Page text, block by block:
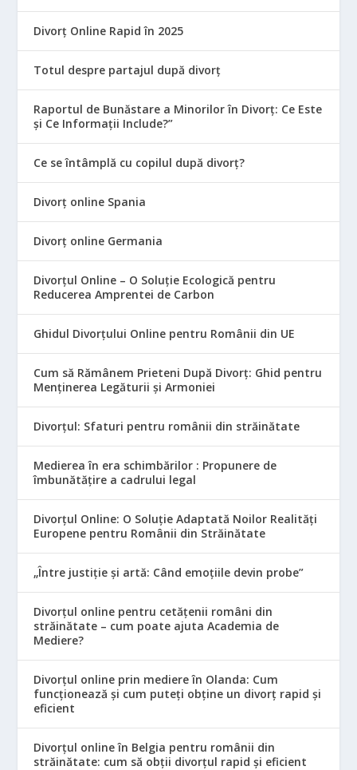
Divorț Online Rapid în 2025
Totul despre partajul după divorț
Raportul de Bunăstare a Minorilor în Divorț: Ce Este
și Ce Informații Include?”
Ce se întâmplă cu copilul după divorț?
Divorț online Spania
Divorț online Germania
Divorțul Online – O Soluție Ecologică pentru
Reducerea Amprentei de Carbon
Ghidul Divorțului Online pentru Românii din UE
Cum să Rămânem Prieteni După Divorț: Ghid pentru
Menținerea Legăturii și Armoniei
Divorțul: Sfaturi pentru românii din străinătate
Medierea în era schimbărilor : Propunere de
îmbunătățire a cadrului legal
Divorțul Online: O Soluție Adaptată Noilor Realități
Europene pentru Românii din Străinătate
„Între justiție și artă: Când emoțiile devin probe”
Divorțul online pentru cetățenii români din
străinătate – cum poate ajuta Academia de
Mediere?
Divorțul online prin mediere în Olanda: Cum
funcționează și cum puteți obține un divorț rapid și
eficient
Divorțul online în Belgia pentru românii din
străinătate: cum să obții divorțul rapid și eficient